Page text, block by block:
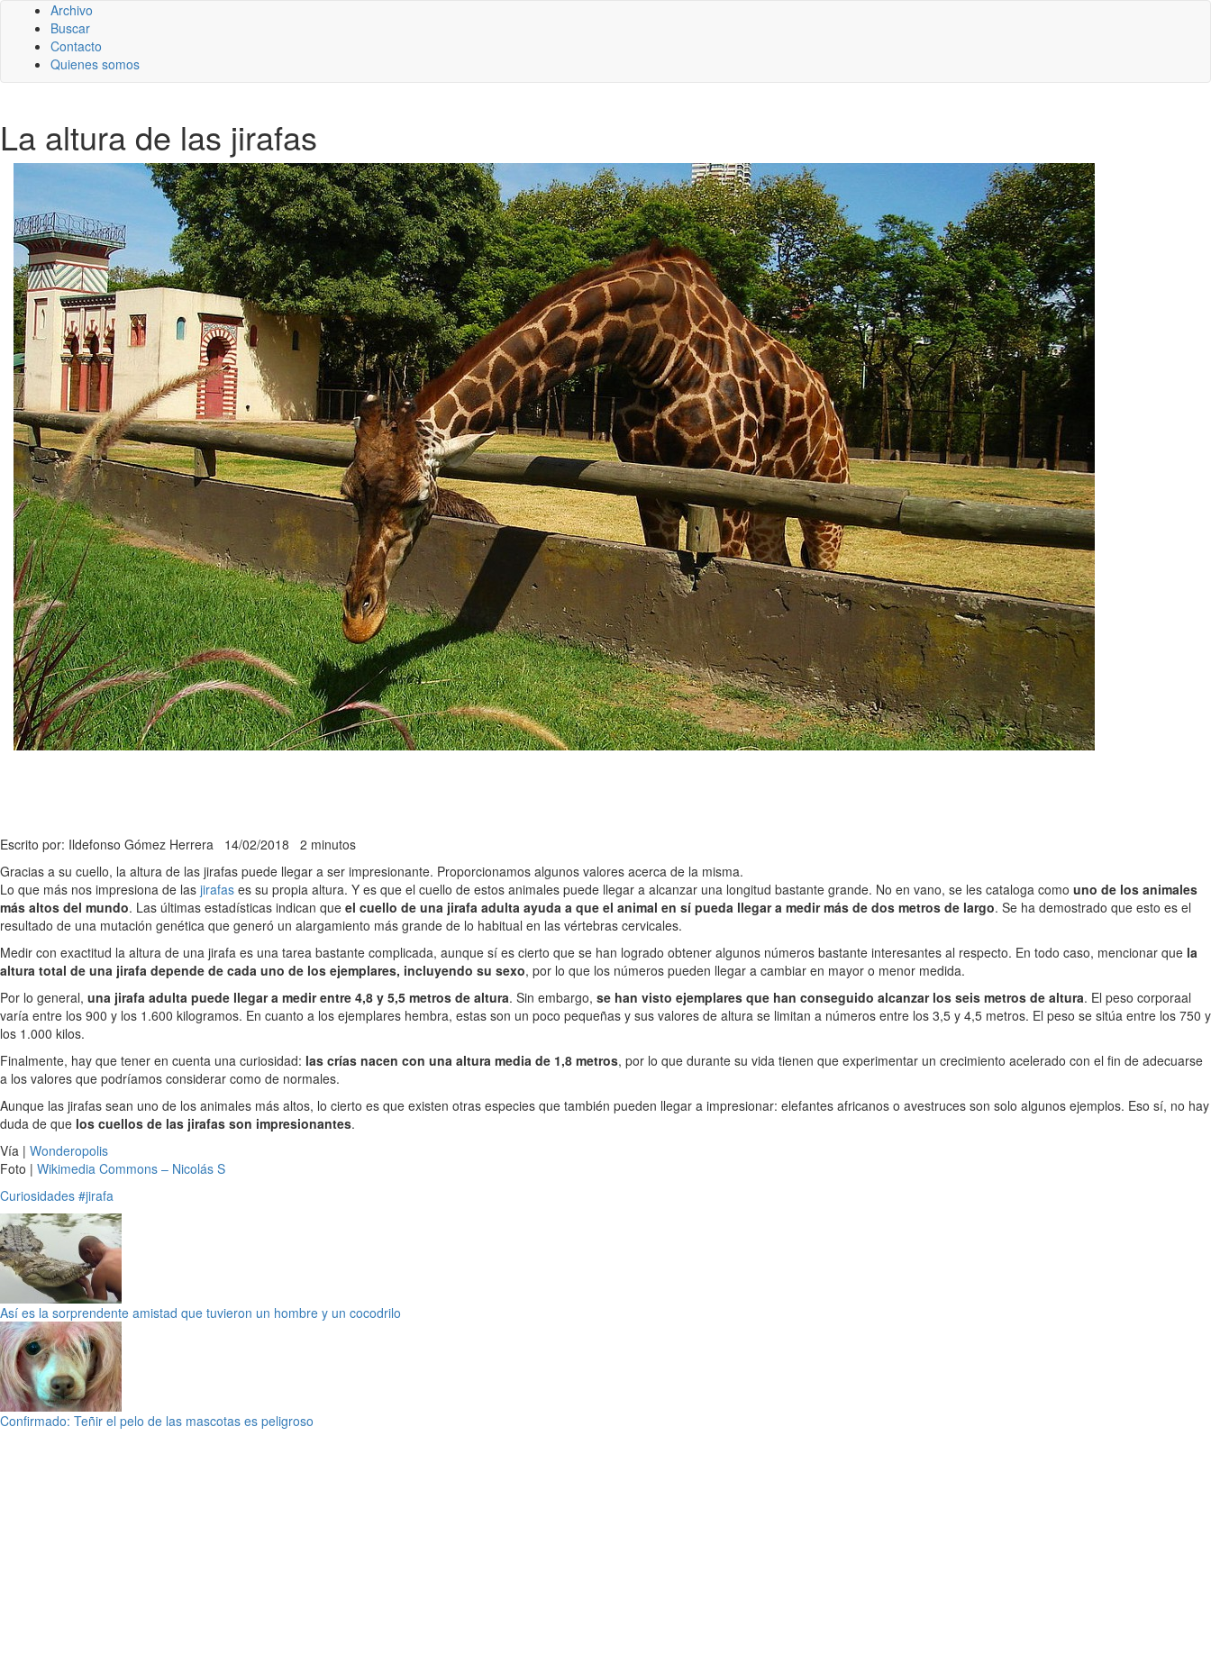
Archivo
Buscar
Contacto
Quienes somos
La altura de las jirafas
Escrito por: Ildefonso Gómez Herrera 14/02/2018 2 minutos
Gracias a su cuello, la altura de las jirafas puede llegar a ser impresionante. Proporcionamos algunos valores acerca de la misma.
Lo que más nos impresiona de las jirafas es su propia altura. Y es que el cuello de estos animales puede llegar a alcanzar una longitud bastante grande. No en vano, se les cataloga como uno de los animales
más altos del mundo. Las últimas estadísticas indican que el cuello de una jirafa adulta ayuda a que el animal en sí pueda llegar a medir más de dos metros de largo. Se ha demostrado que esto es el
resultado de una mutación genética que generó un alargamiento más grande de lo habitual en las vértebras cervicales.
Medir con exactitud la altura de una jirafa es una tarea bastante complicada, aunque sí es cierto que se han logrado obtener algunos números bastante interesantes al respecto. En todo caso, mencionar que la
altura total de una jirafa depende de cada uno de los ejemplares, incluyendo su sexo, por lo que los números pueden llegar a cambiar en mayor o menor medida.
Por lo general, una jirafa adulta puede llegar a medir entre 4,8 y 5,5 metros de altura. Sin embargo, se han visto ejemplares que han conseguido alcanzar los seis metros de altura. El peso corporaal
varía entre los 900 y los 1.600 kilogramos. En cuanto a los ejemplares hembra, estas son un poco pequeñas y sus valores de altura se limitan a números entre los 3,5 y 4,5 metros. El peso se sitúa entre los 750 y
los 1.000 kilos.
Finalmente, hay que tener en cuenta una curiosidad: las crías nacen con una altura media de 1,8 metros, por lo que durante su vida tienen que experimentar un crecimiento acelerado con el fin de adecuarse
a los valores que podríamos considerar como de normales.
Aunque las jirafas sean uno de los animales más altos, lo cierto es que existen otras especies que también pueden llegar a impresionar: elefantes africanos o avestruces son solo algunos ejemplos. Eso sí, no hay
duda de que los cuellos de las jirafas son impresionantes.
Vía | Wonderopolis
Foto | Wikimedia Commons – Nicolás S
Curiosidades #jirafa
Así es la sorprendente amistad que tuvieron un hombre y un cocodrilo
Confirmado: Teñir el pelo de las mascotas es peligroso